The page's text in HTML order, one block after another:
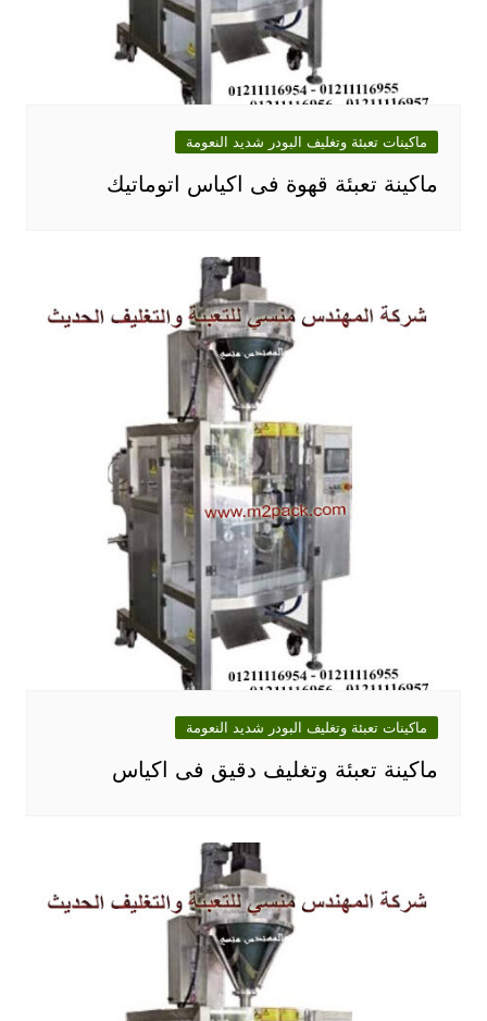
ماكينات تعبئة وتغليف البودر شديد النعومة
ماكينة تعبئة قهوة فى اكياس اتوماتيك
ماكينات تعبئة وتغليف البودر شديد النعومة
ماكينة تعبئة وتغليف دقيق فى اكياس